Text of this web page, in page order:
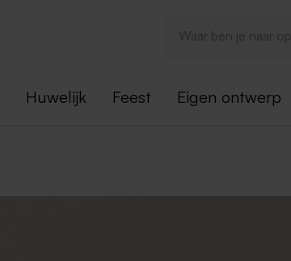
Huwelijk Feest Eigen ontwerp